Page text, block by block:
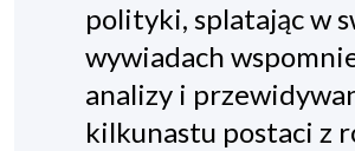
polityki, splatając w
wywiadach
analizy i
kilkunastu postaci z